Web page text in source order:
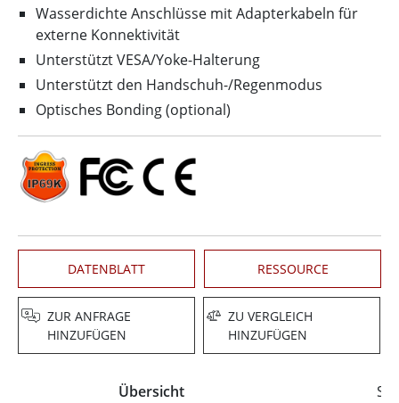
Wasserdichte Anschlüsse mit Adapterkabeln für
externe Konnektivität
Unterstützt VESA/Yoke-Halterung
Unterstützt den Handschuh-/Regenmodus
Optisches Bonding (optional)
DATENBLATT RESSOURCE
ZUR ANFRAGE
HINZUFÜGEN
ZU VERGLEICH
HINZUFÜGEN
Übersicht